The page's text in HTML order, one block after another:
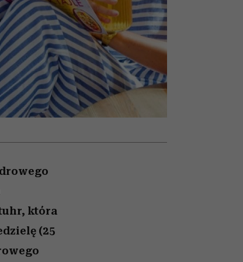
która
(25